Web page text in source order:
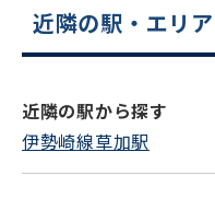
近隣の駅・エリ
近隣の駅から探す
伊勢崎線草加駅